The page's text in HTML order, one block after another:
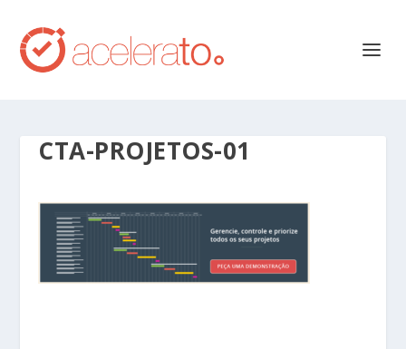
CTA-PROJETOS-01